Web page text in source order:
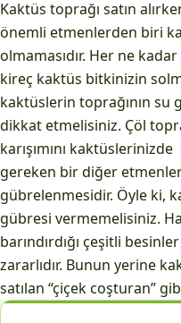
Kaktüs toprağı satın
önemli etmenlerden biri
olmamasıdır. Her ne
kireç kaktüs bitkinizin
kaktüslerin toprağının su
dikkat etmelisiniz. Çöl
karışımını
gereken bir diğer
gübrelenmesidir. Öyle ki,
gübresi vermemelisiniz.
barındırdığı çeşitli
zararlıdır. Bunun yerine
satılan “çiçek coşturan”